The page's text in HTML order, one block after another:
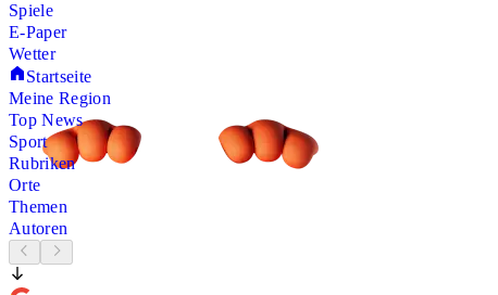
Spiele
E-Paper
Wetter
Startseite
Meine Region
Top News
Sport
Rubriken
Orte
Themen
Autoren